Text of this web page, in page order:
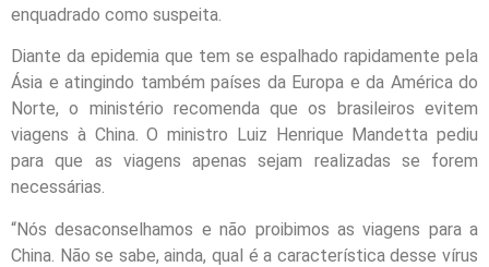
enquadrado como suspeita.
Diante da epidemia que tem se espalhado rapidamente pela
Ásia e atingindo também países da Europa e da América do
Norte, o ministério recomenda que os brasileiros evitem
viagens à China. O ministro Luiz Henrique Mandetta pediu
para que as viagens apenas sejam realizadas se forem
necessárias.
“Nós desaconselhamos e não proibimos as viagens para a
China. Não se sabe, ainda, qual é a característica desse vírus